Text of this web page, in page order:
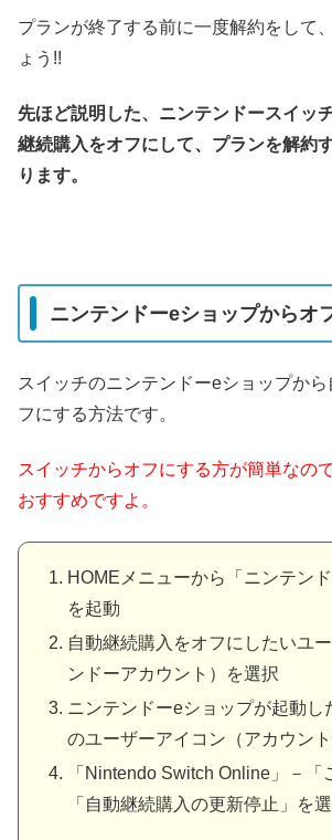
プランが終了する前に一度解約をして
ょう!!
先ほど説明した、ニンテンドースイッ
継続購入をオフにして、プランを解約
ります。
ニンテンドーeショップからオ
スイッチのニンテンドーeショップか
フにする方法です。
スイッチからオフにする方が簡単なの
おすすめですよ。
HOMEメニューから「ニンテンド
を起動
自動継続購入をオフにしたいユ
ンドーアカウント）を選択
ニンテンドーeショップが起動し
のユーザーアイコン（アカウン
「Nintendo Switch Online」－「
「自動継続購入の更新停止」を